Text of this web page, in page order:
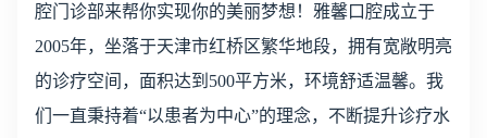
腔门诊部来帮你实现你的美丽梦想！雅馨口腔成立于
2005年，坐落于天津市红桥区繁华地段，拥有宽敞明亮
的诊疗空间，面积达到500平方米，环境舒适温馨。我
们一直秉持着“以患者为中心”的理念，不断提升诊疗水